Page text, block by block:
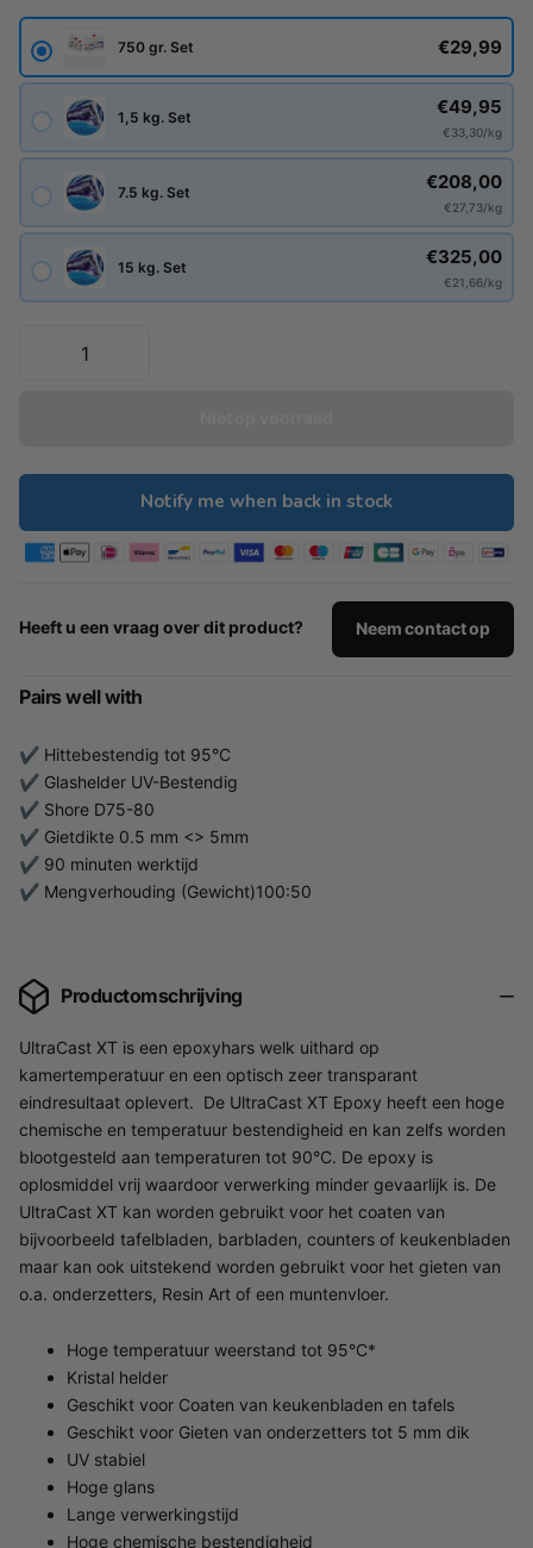
750 gr. Set €29,99
1,5 kg. Set €49,95
€33,30/kg
7.5 kg. Set €208,00
€27,73/kg
15 kg. Set €325,00
€21,66/kg
Notify me when back in stock
Heeft u een vraag over dit product? Neem contact op
Pairs well with
✔ Hittebestendig tot 95°C
✔ Glashelder UV-Bestendig
✔ Shore D75-80
✔ Gietdikte 0.5 mm <> 5mm
✔ 90 minuten werktijd
✔ Mengverhouding (Gewicht)100:50
Productomschrijving
UltraCast XT is een epoxyhars welk uithard op
kamertemperatuur en een optisch zeer transparant
eindresultaat oplevert. De UltraCast XT Epoxy heeft een hoge
chemische en temperatuur bestendigheid en kan zelfs worden
blootgesteld aan temperaturen tot 90°C. De epoxy is
oplosmiddel vrij waardoor verwerking minder gevaarlijk is. De
UltraCast XT kan worden gebruikt voor het coaten van
bijvoorbeeld tafelbladen, barbladen, counters of keukenbladen
maar kan ook uitstekend worden gebruikt voor het gieten van
o.a. onderzetters, Resin Art of een muntenvloer.
Hoge temperatuur weerstand tot 95°C*
Kristal helder
Geschikt voor Coaten van keukenbladen en tafels
Geschikt voor Gieten van onderzetters tot 5 mm dik
UV stabiel
Hoge glans
Lange verwerkingstijd
Hoge chemische bestendigheid